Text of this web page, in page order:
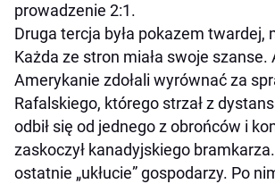
prowadzenie 2:1.
Druga tercja była pokazem twardej,
Każda ze stron miała swoje szanse.
Amerykanie zdołali wyrównać za
Rafalskiego, którego strzał z
odbił się od jednego z obrońców i
zaskoczył kanadyjskiego
ostatnie „ukłucie” gospodarzy. Po